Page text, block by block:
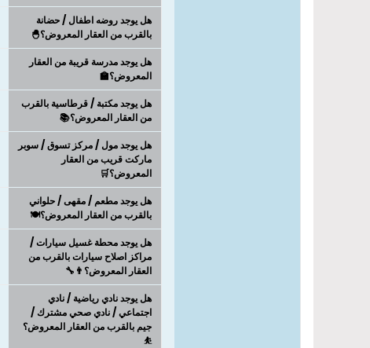
هل يوجد روضه اطفال / حضانة
بالقرب من العقار المعروض؟🐣
هل يوجد مدرسة قريبة من العقار
المعروض؟🏫
هل يوجد مكتبة / قرطاسية بالقرب
من العقار المعروض؟📚
هل يوجد مول / مركز تسوق / سوبر
ماركت قريب من العقار
المعروض؟🛒
هل يوجد مطعم / مقهى / حلواني
بالقرب من العقار المعروض؟🍽️
هل يوجد محطة غسيل سيارات /
مراكز اصلاح سيارات بالقرب من
العقار المعروض؟👨‍🔧
هل يوجد نادي رياضية / نادي
اجتماعي / نادي صحي مشترك /
جيم بالقرب من العقار المعروض؟
⛹